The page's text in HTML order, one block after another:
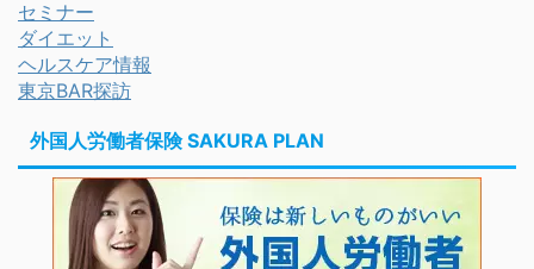
セミナー
ダイエット
ヘルスケア情報
東京BAR探訪
外国人労働者保険 SAKURA PLAN